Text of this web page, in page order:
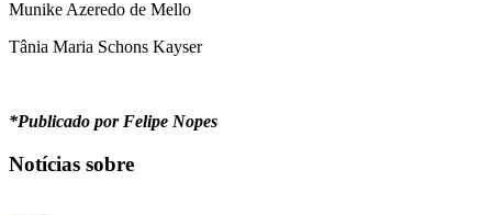
Munike Azeredo de Mello
Tânia Maria Schons Kayser
*Publicado por Felipe Nopes
Notícias sobre